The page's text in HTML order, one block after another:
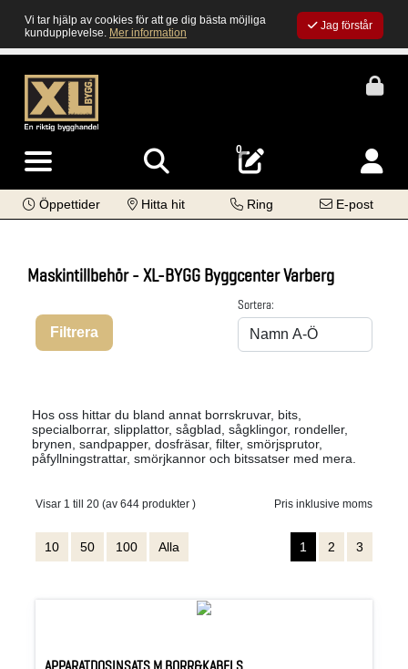
Vi tar hjälp av cookies för att ge dig bästa möjliga
kundupplevelse. Mer information
Jag förstår
0
Öppettider Hitta hit Ring E-post
Maskintillbehör - XL-BYGG Byggcenter Varberg
Filtrera
Sortera:
Hos oss hittar du bland annat borrskruvar, bits,
specialborrar, slipplattor, sågblad, sågklingor, rondeller,
brynen, sandpapper, dosfräsar, filter, smörjsprutor,
påfyllningstrattar, smörjkannor och bitssatser med mera.
Visar 1 till 20 (av 644 produkter ) Pris inklusive moms
10 50 100 Alla 1 2 3